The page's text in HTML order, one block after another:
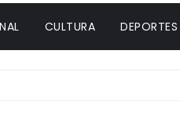
CULTURA DEPORTES